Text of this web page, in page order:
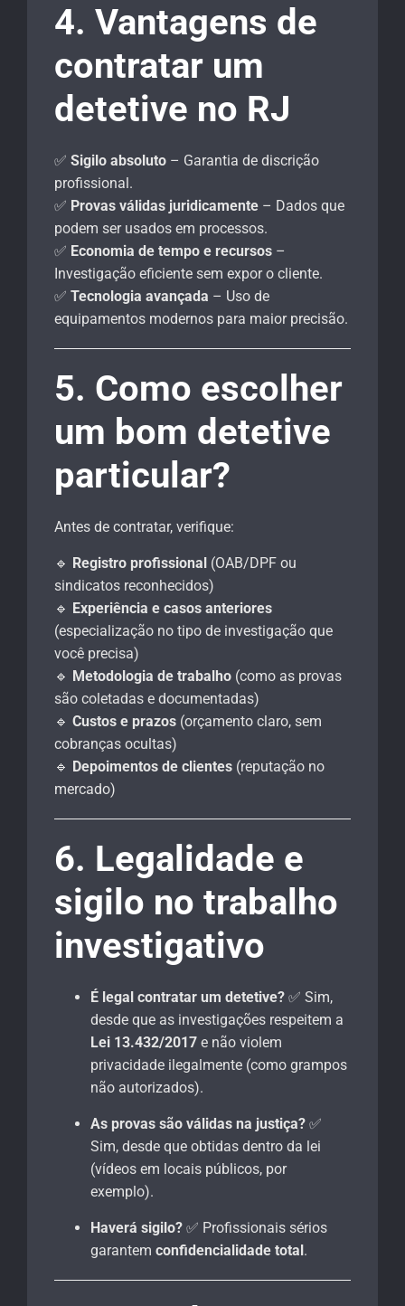
4. Vantagens de
contratar um
detetive no RJ
✅ Sigilo absoluto – Garantia de discrição
profissional.
✅ Provas válidas juridicamente – Dados que
podem ser usados em processos.
✅ Economia de tempo e recursos –
Investigação eficiente sem expor o cliente.
✅ Tecnologia avançada – Uso de
equipamentos modernos para maior precisão.
5. Como escolher
um bom detetive
particular?
Antes de contratar, verifique:
🔹 Registro profissional (OAB/DPF ou
sindicatos reconhecidos)
🔹 Experiência e casos anteriores
(especialização no tipo de investigação que
você precisa)
🔹 Metodologia de trabalho (como as provas
são coletadas e documentadas)
🔹 Custos e prazos (orçamento claro, sem
cobranças ocultas)
🔹 Depoimentos de clientes (reputação no
mercado)
6. Legalidade e
sigilo no trabalho
investigativo
É legal contratar um detetive? ✅ Sim,
desde que as investigações respeitem a
Lei 13.432/2017 e não violem
privacidade ilegalmente (como grampos
não autorizados).
As provas são válidas na justiça? ✅
Sim, desde que obtidas dentro da lei
(vídeos em locais públicos, por
exemplo).
Haverá sigilo? ✅ Profissionais sérios
garantem confidencialidade total.